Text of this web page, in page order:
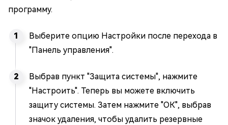
программу.
Выберите опцию Настройки после перехода в
"Панель управления".
Выбрав пункт "Защита системы", нажмите
"Настроить". Теперь вы можете включить
защиту системы. Затем нажмите "ОК", выбрав
значок удаления, чтобы удалить резервные